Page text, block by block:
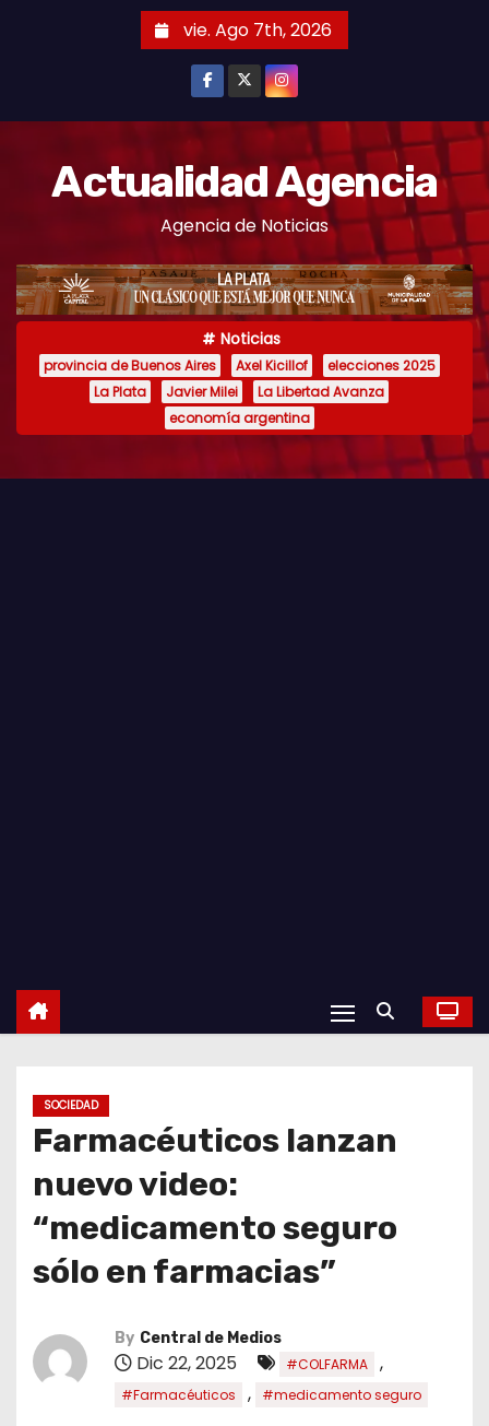
vie. Ago 7th, 2026
Actualidad Agencia
Agencia de Noticias
Noticias
provincia de Buenos Aires Axel Kicillof
elecciones 2025
La Plata
Javier Milei
La Libertad Avanza
economía argentina
SOCIEDAD
Farmacéuticos lanzan
nuevo video:
“medicamento seguro
sólo en farmacias”
By Central de Medios
Dic 22, 2025 #COLFARMA ,
#Farmacéuticos , #medicamento seguro